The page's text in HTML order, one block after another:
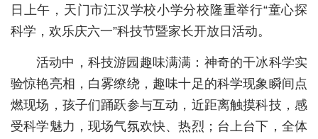
专题
极客圈
经济
城建
科教
日上午，天门市江汉学校小学分校隆重举行“童心探
科学，欢乐庆六一”科技节暨家长开放日活动。
活动中，科技游园趣味满满：神奇的干冰科学实
验惊艳亮相，白雾缭绕，趣味十足的科学现象瞬间点
燃现场，孩子们踊跃参与互动，近距离触摸科技，感
受科学魅力，现场气氛欢快、热烈；台上台下，全体